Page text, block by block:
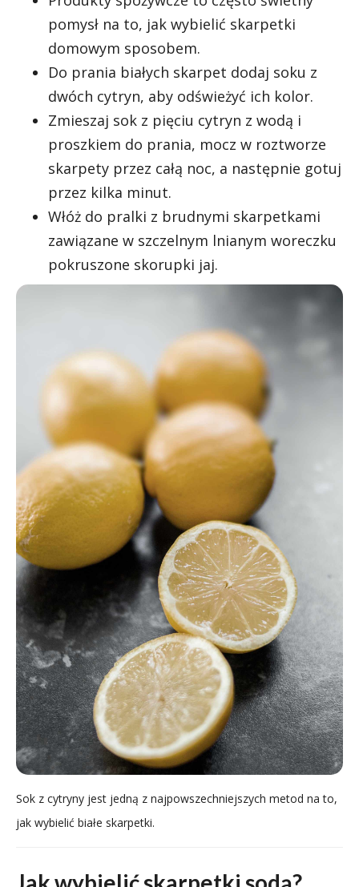
pomysł na to, jak wybielić skarpetki
domowym sposobem.
Do prania białych skarpet dodaj soku z
dwóch cytryn, aby odświeżyć ich kolor.
Zmieszaj sok z pięciu cytryn z wodą i
proszkiem do prania, mocz w roztworze
skarpety przez całą noc, a następnie gotuj
przez kilka minut.
Włóż do pralki z brudnymi skarpetkami
zawiązane w szczelnym lnianym woreczku
pokruszone skorupki jaj.
Sok z cytryny jest jedną z najpowszechniejszych metod na to,
jak wybielić białe skarpetki.